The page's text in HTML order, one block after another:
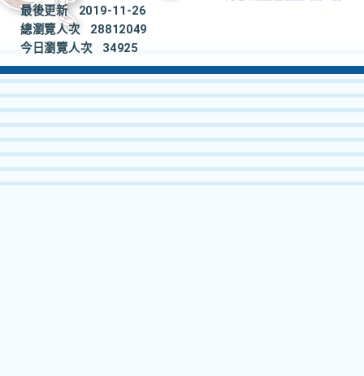
最後更新
2019-11-26
總瀏覽人次
28812049
今日瀏覽人次
34925